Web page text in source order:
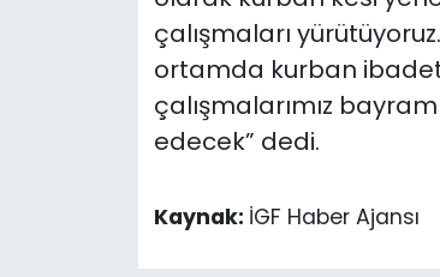
çalışmaları
ortamda kurban
çalışmalarımız
edecek” dedi.
Kaynak: İGF Haber Ajansı